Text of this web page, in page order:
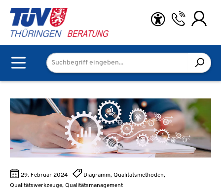
Zum Hauptinhalt springen
29. Februar 2024
Diagramm, Qualitätsmethoden,
Qualitätswerkzeuge, Qualitätsmanagement